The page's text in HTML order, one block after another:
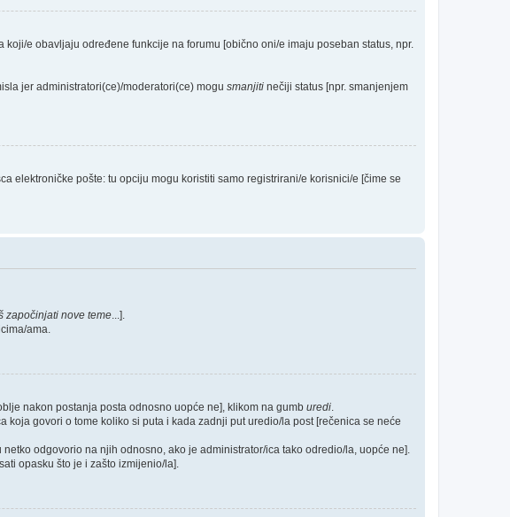
e obavljaju određene funkcije na forumu [obično oni/e imaju poseban status, npr.
jer administratori(ce)/moderatori(ce) mogu smanjiti nečiji status [npr. smanjenjem
elektroničke pošte: tu opciju mogu koristiti samo registrirani/e korisnici/e [čime se
započinjati nove teme ...].
ama.
nakon postanja posta odnosno uopće ne], klikom na gumb uredi
koja govori o tome koliko si puta i kada zadnji put uredio/la post [rečenica se neće
odgovorio na njih odnosno, ako je administrator/ica tako odredio/la, uopće ne].
opasku što je i zašto izmijenio/la].